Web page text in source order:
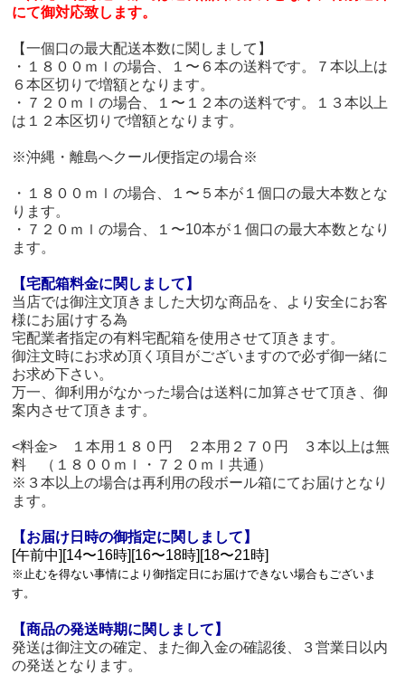
にて御対応致します。
【一個口の最大配送本数に関しまして】
・１８００ｍｌの場合、１〜６本の送料です。７本以上は
６本区切りで増額となります。
・７２０ｍｌの場合、１〜１２本の送料です。１３本以上
は１２本区切りで増額となります。
※沖縄・離島へクール便指定の場合※
・１８００ｍｌの場合、１〜５本が１個口の最大本数とな
ります。
・７２０ｍｌの場合、１〜10本が１個口の最大本数となり
ます。
【宅配箱料金に関しまして】
当店では御注文頂きました大切な商品を、より安全にお客
様にお届けする為
宅配業者指定の有料宅配箱を使用させて頂きます。
御注文時にお求め頂く項目がございますので必ず御一緒に
お求め下さい。
万一、御利用がなかった場合は送料に加算させて頂き、御
案内させて頂きます。
<料金> １本用１８０円 ２本用２７０円 ３本以上は無
料 （１８００ｍｌ・７２０ｍｌ共通）
※３本以上の場合は再利用の段ボール箱にてお届けとなり
ます。
【お届け日時の御指定に関しまして】
[午前中][14〜16時][16〜18時][18〜21時]
※止むを得ない事情により御指定日にお届けできない場合もございま
す。
【商品の発送時期に関しまして】
発送は御注文の確定、また御入金の確認後、３営業日以内
の発送となります。